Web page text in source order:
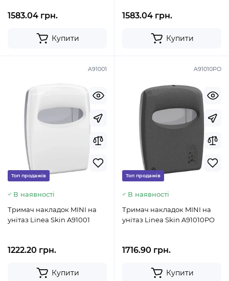
1583.04 грн.
Купити
1583.04 грн.
Купити
A91001
Топ продажів
В наявності
Тримач накладок MINI на
унітаз Linea Skin A91001
1222.20 грн.
Купити
A91010PO
Топ продажів
В наявності
Тримач накладок MINI на
унітаз Linea Skin A91010PO
1716.90 грн.
Купити